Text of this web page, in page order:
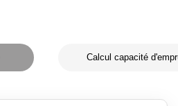
Calcul capacité